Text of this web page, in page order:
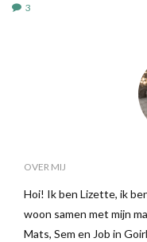
3
OVER MIJ
Hoi! Ik ben Lizette, ik
woon samen met mijn
Mats, Sem en Job in